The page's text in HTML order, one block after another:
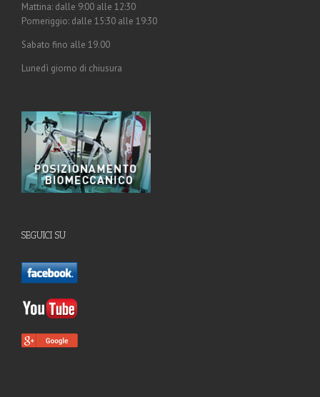
Mattina: dalle 9:00 alle 12:30
Pomeriggio: dalle 15:30 alle 19:30
Sabato fino alle 19.00
Lunedì giorno di chiusura
SEGUICI SU